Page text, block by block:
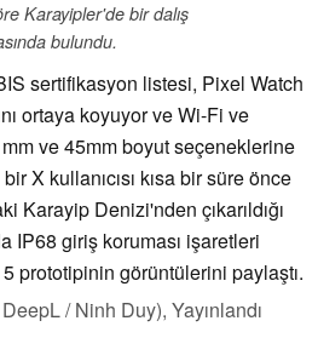
Karayipler'de bir dalış
bulundu.
sertifikasyon listesi, Pixel Watch
ortaya koyuyor ve Wi-Fi ve
ve 45mm boyut seçeneklerine
X kullanıcısı kısa bir süre önce
Karayip Denizi'nden çıkarıldığı
IP68 giriş koruması işaretleri
prototipinin görüntülerini paylaştı.
DeepL / Ninh Duy), Yayınlandı